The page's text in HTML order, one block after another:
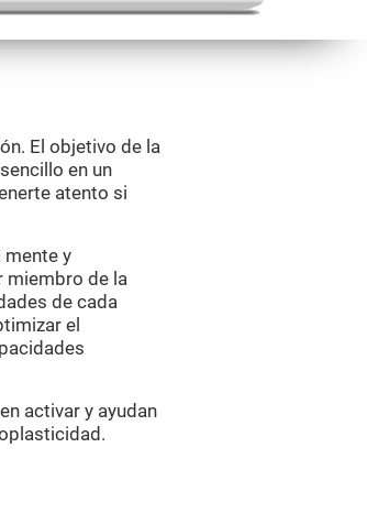
El objetivo de la
en un
atento si
mente y
miembro de la
de cada
el
activar y ayudan